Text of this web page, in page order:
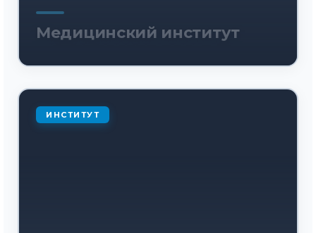
Медицинский институт
ИНСТИТУТ